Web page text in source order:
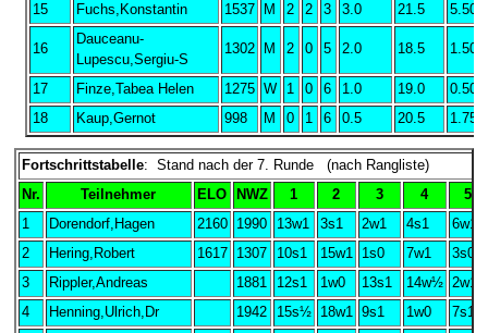
15 Fuchs,Konstantin 1537 M 2 2 3 3.0 21.5 5.50
16
Dauceanu-
Lupescu,Sergiu-S
1302 M 2 0 5 2.0 18.5 1.50
17 Finze,Tabea Helen 1275 W 1 0 6 1.0 19.0
0.50
18
Kaup,Gernot 998 M 0 1 6 0.5 20.5 1.75
Fortschrittstabelle: Stand nach der 7. Runde (nach Rangliste)
Nr.
Teilnehmer ELO NWZ 1 2 3 4
5
1
Dorendorf,Hagen 2160 1990 13w1 3s1 2w1 4s1
6w1
2
Hering,Robert 1617 1307 10s1 15w1 1s0 7w1
3s0
3
Rippler,Andreas 1881 12s1 1w0 13s1 14w½ 2w1
4
Henning,Ulrich,Dr 1942 15s½ 18w1 9s1 1w0
7s1